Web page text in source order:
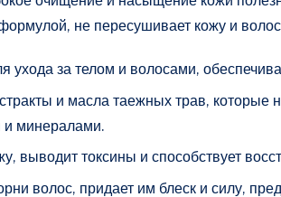
не пересушивает кожу и
ухода за телом и волосами,
и масла таежных трав,
и минералами.
выводит токсины и способствует
волос, придает им блеск и силу,